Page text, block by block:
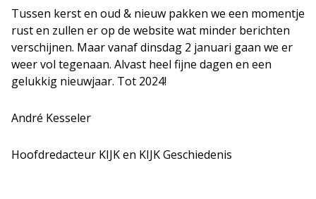
Tussen kerst en oud & nieuw pakken we een momentje
rust en zullen er op de website wat minder berichten
verschijnen. Maar vanaf dinsdag 2 januari gaan we er
weer vol tegenaan. Alvast heel fijne dagen en een
gelukkig nieuwjaar. Tot 2024!
André Kesseler
Hoofdredacteur KIJK en KIJK Geschiedenis